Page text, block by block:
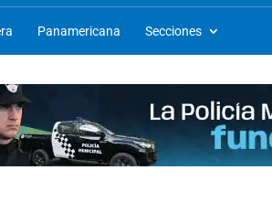
Panamericana Secciones